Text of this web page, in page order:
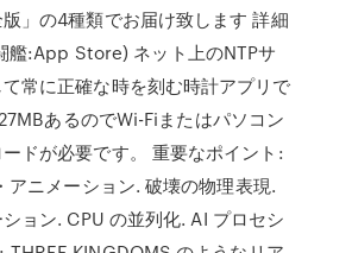
」の4種類でお届け致します 詳細
艦:App Store) ネット上のNTPサ
常に正確な時を刻む時計アプリで
あるのでWi-Fiまたはパソコン
ドが必要です。 重要なポイント:
アニメーション. 破壊の物理表現.
ョン. CPU の並列化. AI プロセシ